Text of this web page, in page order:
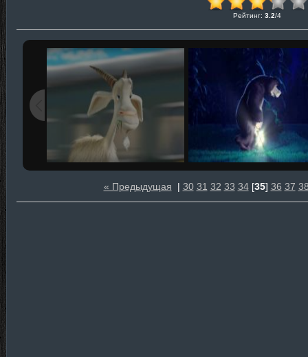
Рейтинг: 3.2/4
« Предыдущая | 30 31 32 33 34[35] 36 37